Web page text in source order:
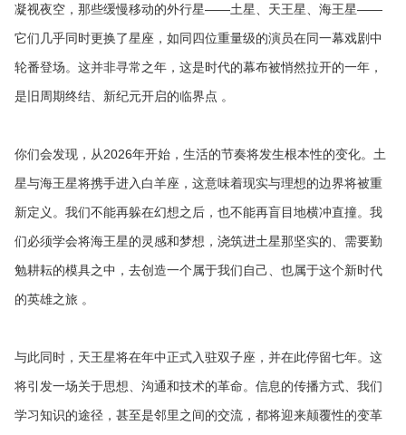
凝视夜空，那些缓慢移动的外行星——土星、天王星、海王星——
它们几乎同时更换了星座，如同四位重量级的演员在同一幕戏剧中
轮番登场。这并非寻常之年，这是时代的幕布被悄然拉开的一年，
是旧周期终结、新纪元开启的临界点 。
你们会发现，从2026年开始，生活的节奏将发生根本性的变化。土
星与海王星将携手进入白羊座，这意味着现实与理想的边界将被重
新定义。我们不能再躲在幻想之后，也不能再盲目地横冲直撞。我
们必须学会将海王星的灵感和梦想，浇筑进土星那坚实的、需要勤
勉耕耘的模具之中，去创造一个属于我们自己、也属于这个新时代
的英雄之旅 。
与此同时，天王星将在年中正式入驻双子座，并在此停留七年。这
将引发一场关于思想、沟通和技术的革命。信息的传播方式、我们
学习知识的途径，甚至是邻里之间的交流，都将迎来颠覆性的变革